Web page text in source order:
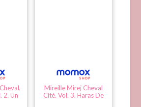
2. Un
Mireille Mirej Cheval
Cité. Vol. 3. Haras De